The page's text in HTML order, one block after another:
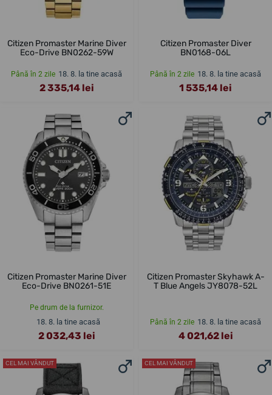
Citizen Promaster Marine Diver
Eco-Drive BN0262-59W
Până în 2 zile 18. 8. la tine acasă
2 335,14 lei
Citizen Promaster Diver
BN0168-06L
Până în 2 zile 18. 8. la tine acasă
1 535,14 lei
Citizen Promaster Marine Diver
Eco-Drive BN0261-51E
Pe drum de la furnizor.
18. 8. la tine acasă
2 032,43 lei
Citizen Promaster Skyhawk A-
T Blue Angels JY8078-52L
Până în 2 zile 18. 8. la tine acasă
4 021,62 lei
CEL MAI VÂNDUT CEL MAI VÂNDUT